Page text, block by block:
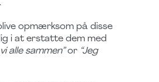
opmærksom på disse
i at erstatte dem med
alle sammen”or “Jeg